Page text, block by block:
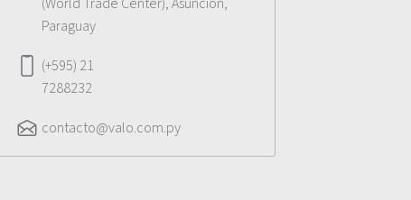
Paraguay
(+595) 21
7288232
contacto@valo.com.py